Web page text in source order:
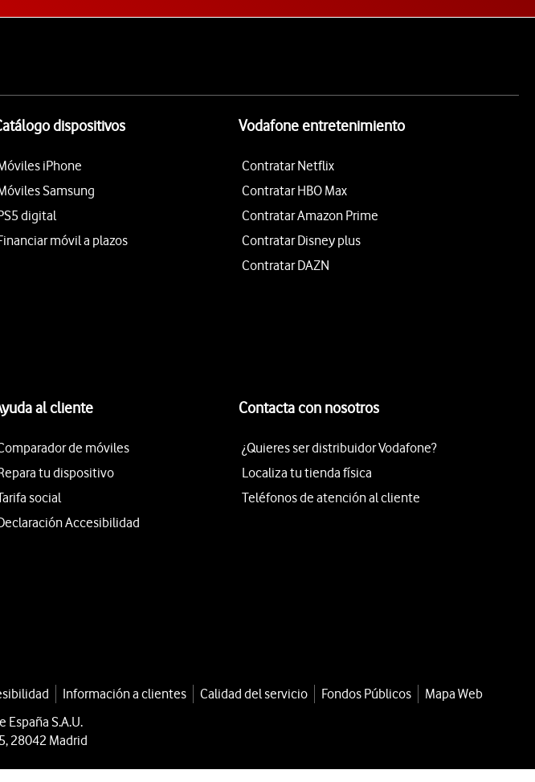
dispositivos
iPhone
Samsung
digital
móvil a plazos
Vodafone entretenimiento
Contratar Netflix
Contratar HBO Max
Contratar Amazon Prime
Contratar Disney plus
Contratar DAZN
al cliente
de móviles
tu dispositivo
social
Accesibilidad
Contacta con nosotros
¿Quieres ser distribuidor Vodafone?
Localiza tu tienda física
Teléfonos de atención al cliente
Información a clientes Calidad del servicio Fondos Públicos
Mapa Web
S.A.U.
28042 Madrid